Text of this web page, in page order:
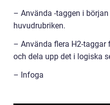
– Använda -taggen i
huvudrubriken.
– Använda flera H2-
och dela upp det i logiska
– Infoga